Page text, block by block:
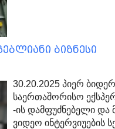
ბიზნესი
30.20.2025 პიერ
საერთაშორისო
-ის დამფუძნებელი და
ვიდეო ინტერვიუების